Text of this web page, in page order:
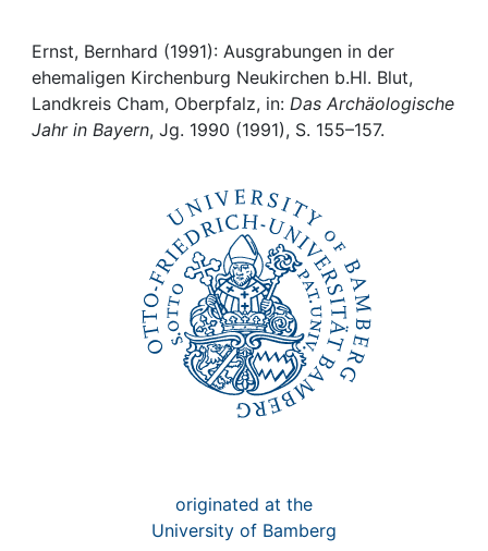
Awards
My FIS
Ernst, Bernhard (1991): Ausgrabungen in der
ehemaligen Kirchenburg Neukirchen b.Hl. Blut,
Landkreis Cham, Oberpfalz, in: Das Archäologische
Jahr in Bayern, Jg. 1990 (1991), S. 155–157.
originated at the
University of Bamberg